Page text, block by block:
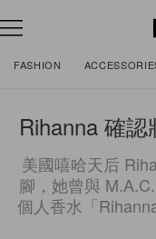
FASHION
Rihanna 確認
美國嘻哈天后
腳，她曾與
個人香水「